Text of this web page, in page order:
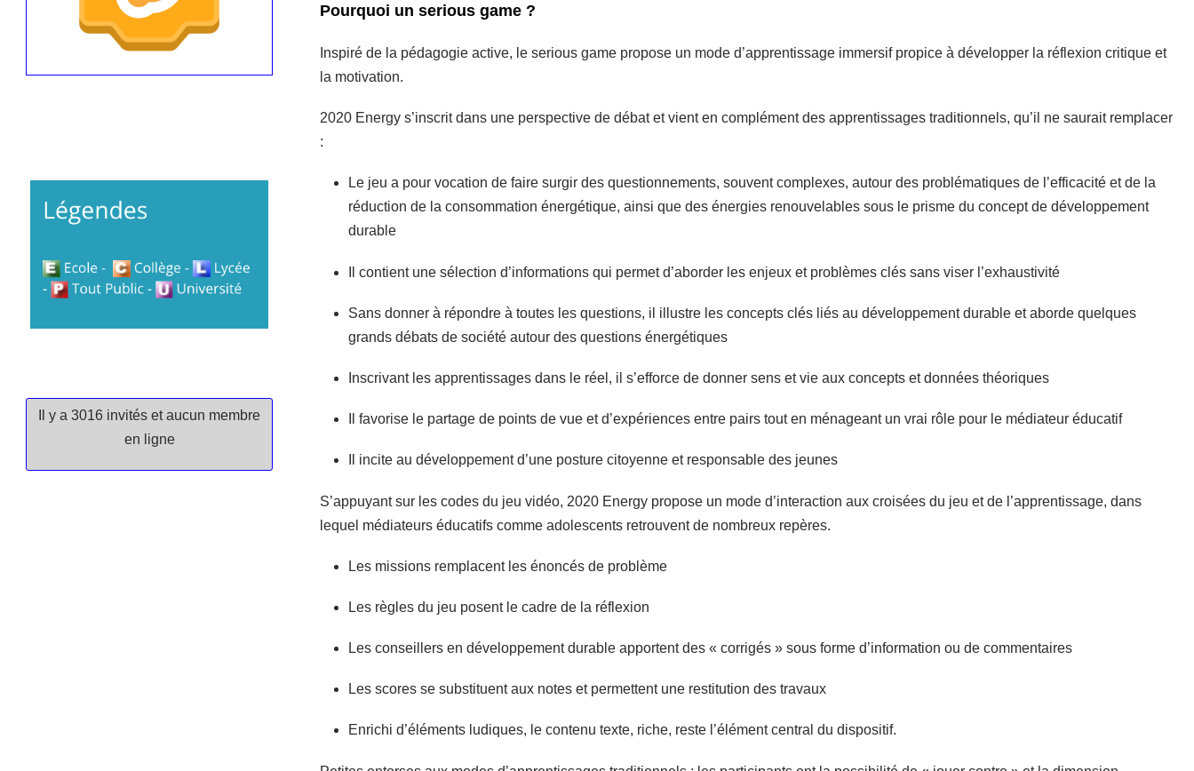
Il y a 3016 invités et aucun membre
en ligne
Pourquoi un serious game ?
Inspiré de la pédagogie active, le serious game propose un mode d’apprentissage immersif propice à développer la réflexion critique et
la motivation.
2020 Energy s’inscrit dans une perspective de débat et vient en complément des apprentissages traditionnels, qu’il ne saurait remplacer
:
Le jeu a pour vocation de faire surgir des questionnements, souvent complexes, autour des problématiques de l’efficacité et de la
réduction de la consommation énergétique, ainsi que des énergies renouvelables sous le prisme du concept de développement
durable
Il contient une sélection d’informations qui permet d’aborder les enjeux et problèmes clés sans viser l’exhaustivité
Sans donner à répondre à toutes les questions, il illustre les concepts clés liés au développement durable et aborde quelques
grands débats de société autour des questions énergétiques
Inscrivant les apprentissages dans le réel, il s’efforce de donner sens et vie aux concepts et données théoriques
Il favorise le partage de points de vue et d’expériences entre pairs tout en ménageant un vrai rôle pour le médiateur éducatif
Il incite au développement d’une posture citoyenne et responsable des jeunes
S’appuyant sur les codes du jeu vidéo, 2020 Energy propose un mode d’interaction aux croisées du jeu et de l’apprentissage, dans
lequel médiateurs éducatifs comme adolescents retrouvent de nombreux repères.
Les missions remplacent les énoncés de problème
Les règles du jeu posent le cadre de la réflexion
Les conseillers en développement durable apportent des « corrigés » sous forme d’information ou de commentaires
Les scores se substituent aux notes et permettent une restitution des travaux
Enrichi d’éléments ludiques, le contenu texte, riche, reste l’élément central du dispositif.